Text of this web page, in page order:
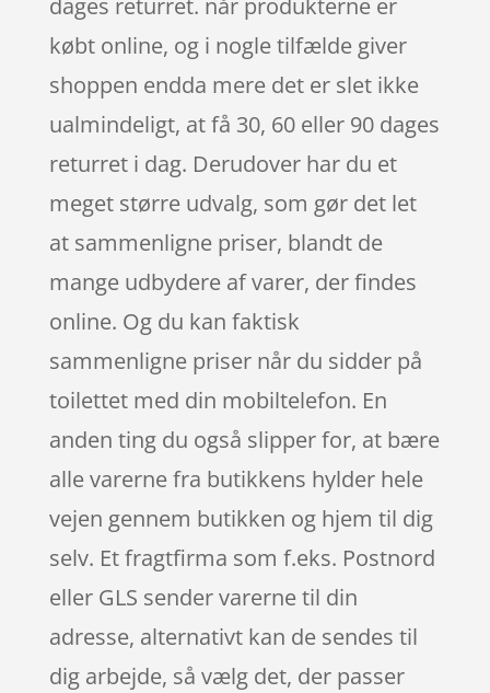
dages returret. når produkterne er
købt online, og i nogle tilfælde giver
shoppen endda mere det er slet ikke
ualmindeligt, at få 30, 60 eller 90 dages
returret i dag. Derudover har du et
meget større udvalg, som gør det let
at sammenligne priser, blandt de
mange udbydere af varer, der findes
online. Og du kan faktisk
sammenligne priser når du sidder på
toilettet med din mobiltelefon. En
anden ting du også slipper for, at bære
alle varerne fra butikkens hylder hele
vejen gennem butikken og hjem til dig
selv. Et fragtfirma som f.eks. Postnord
eller GLS sender varerne til din
adresse, alternativt kan de sendes til
dig arbejde, så vælg det, der passer